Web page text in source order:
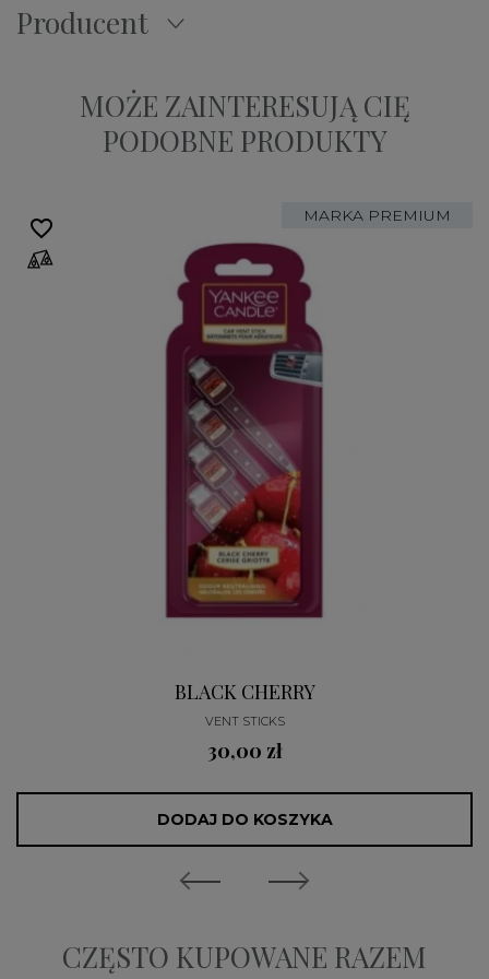
Producent
MOŻE ZAINTERESUJĄ CIĘ
PODOBNE PRODUKTY
MARKA PREMIUM
BLACK CHERRY
VENT STICKS
30,00 zł
DODAJ DO KOSZYKA
favorite_border
CZĘSTO KUPOWANE RAZEM